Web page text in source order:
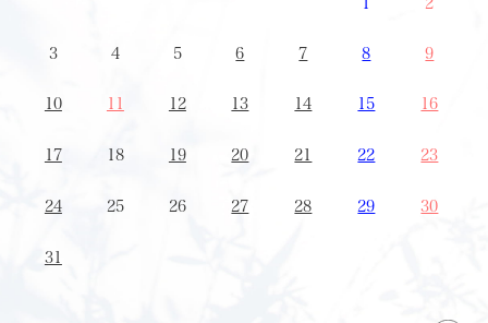
1 2
3 4 5 6 7 8 9
10 12 13 14 15 16
17 18 19 20 21 22 23
24 25 26 27 28 29 30
31